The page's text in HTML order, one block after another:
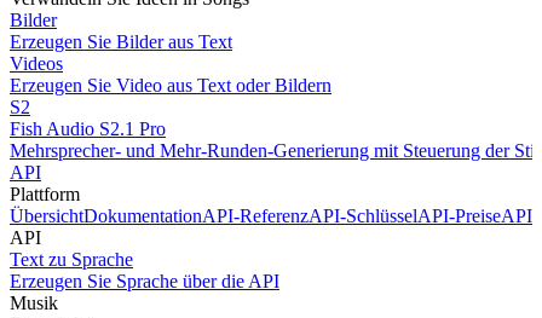
Bilder
Erzeugen Sie Bilder aus Text
Videos
Erzeugen Sie Video aus Text oder Bildern
S2
Fish Audio S2.1 Pro
Mehrsprecher- und Mehr-Runden-Generierung mit Steuerung der
API
Plattform
ÜbersichtDokumentationAPI-ReferenzAPI-SchlüsselAPI-PreiseAPI
API
Text zu Sprache
Erzeugen Sie Sprache über die API
Musik